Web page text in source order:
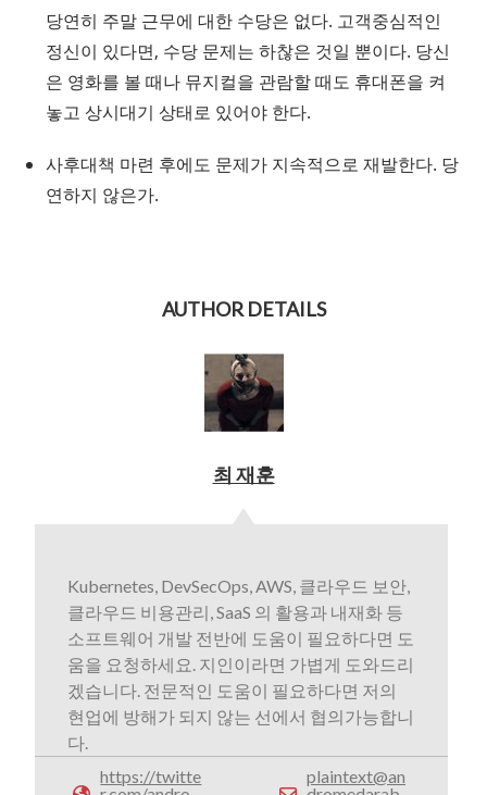
당연히 주말 근무에 대한 수당은 없다. 고객중심적인
정신이 있다면, 수당 문제는 하찮은 것일 뿐이다. 당신
은 영화를 볼 때나 뮤지컬을 관람할 때도 휴대폰을 켜
놓고 상시대기 상태로 있어야 한다.
사후대책 마련 후에도 문제가 지속적으로 재발한다. 당
연하지 않은가.
AUTHOR DETAILS
최 재훈
Kubernetes, DevSecOps, AWS, 클라우드 보안,
클라우드 비용관리, SaaS 의 활용과 내재화 등
소프트웨어 개발 전반에 도움이 필요하다면 도
움을 요청하세요. 지인이라면 가볍게 도와드리
겠습니다. 전문적인 도움이 필요하다면 저의
현업에 방해가 되지 않는 선에서 협의가능합니
다.
https://twitte
plaintext@an